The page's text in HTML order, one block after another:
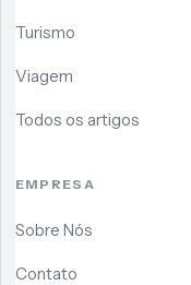
Turismo
Viagem
Todos os artigos
EMPRESA
Sobre Nós
Contato